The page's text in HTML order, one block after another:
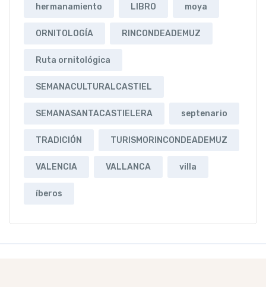
hermanamiento LIBRO moya
ORNITOLOGÍA RINCONDEADEMUZ
Ruta ornitológica
SEMANACULTURALCASTIEL
SEMANASANTACASTIELERA septenario
TRADICIÓN TURISMORINCONDEADEMUZ
VALENCIA VALLANCA villa
íberos